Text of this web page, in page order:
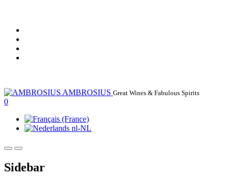
AMBROSIUS Great Wines & Fabulous Spirits
0
Sidebar